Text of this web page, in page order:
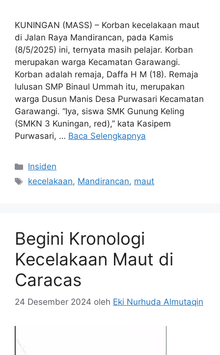
KUNINGAN (MASS) – Korban kecelakaan maut
di Jalan Raya Mandirancan, pada Kamis
(8/5/2025) ini, ternyata masih pelajar. Korban
merupakan warga Kecamatan Garawangi.
Korban adalah remaja, Daffa H M (18). Remaja
lulusan SMP Binaul Ummah itu, merupakan
warga Dusun Manis Desa Purwasari Kecamatan
Garawangi. “Iya, siswa SMK Gunung Keling
(SMKN 3 Kuningan, red),” kata Kasipem
Purwasari, … Baca Selengkapnya
Kategori
Insiden
Tag
kecelakaan, Mandirancan, maut
Begini Kronologi
Kecelakaan Maut di
Caracas
24 Desember 2024 oleh Eki Nurhuda Almutaqin